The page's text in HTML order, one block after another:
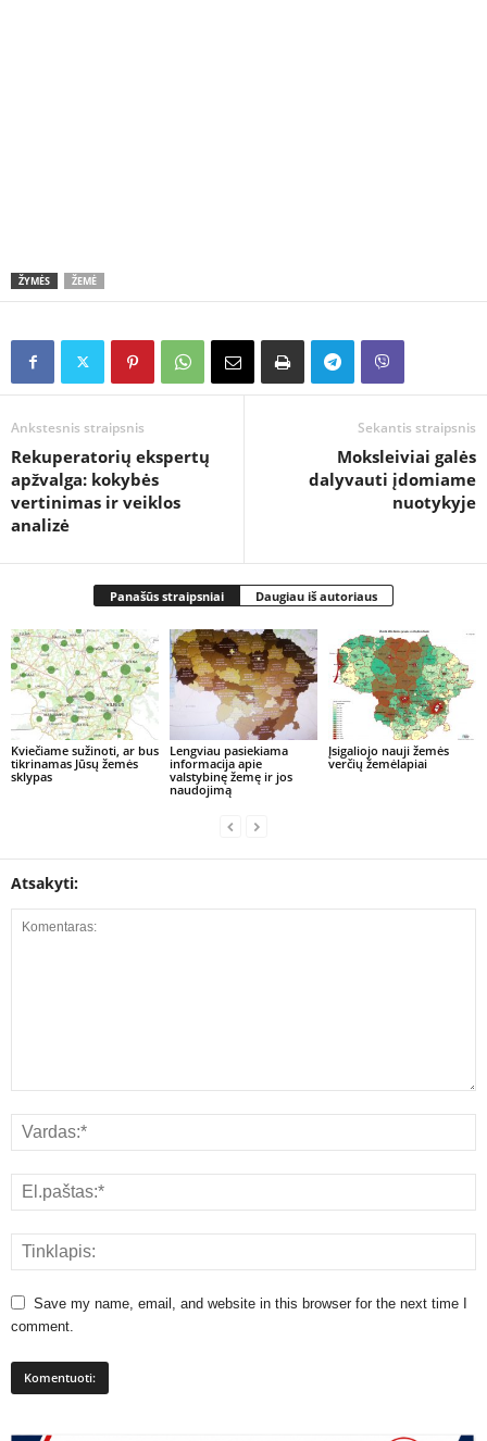
ŽYMĖS ŽEMĖ
Ankstesnis straipsnis
Rekuperatorių ekspertų
apžvalga: kokybės
vertinimas ir veiklos
analizė
Sekantis straipsnis
Moksleiviai galės
dalyvauti įdomiame
nuotykyje
Panašūs straipsniai Daugiau iš autoriaus
Kviečiame sužinoti, ar bus
tikrinamas Jūsų žemės
sklypas
Lengviau pasiekiama
informacija apie
valstybinę žemę ir jos
naudojimą
Įsigaliojo nauji žemės
verčių žemėlapiai
Atsakyti:
Save my name, email, and website in this browser for the next time I
comment.